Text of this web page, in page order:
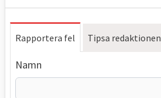
Rapportera fel Tipsa redaktionen
Namn